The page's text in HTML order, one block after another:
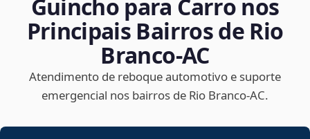
Guincho para Carro nos
Principais Bairros de Rio
Branco‑AC
Atendimento de reboque automotivo e suporte
emergencial nos bairros de Rio Branco‑AC.